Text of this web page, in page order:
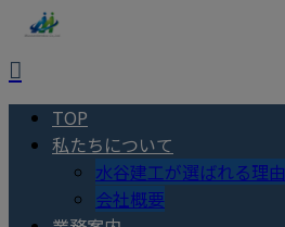
TOP
私たちについて
水谷建工が選ばれる理由
会社概要